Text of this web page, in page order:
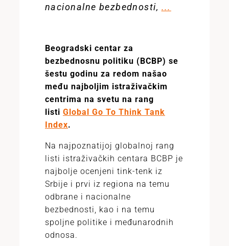
nacionalne bezbednosti, ...
Beogradski centar za
bezbednosnu politiku (BCBP) se
šestu godinu za redom našao
među najboljim istraživačkim
centrima na svetu na rang
listi Global Go To Think Tank
Index.
Na najpoznatijoj globalnoj rang
listi istraživačkih centara BCBP je
najbolje ocenjeni tink-tenk iz
Srbije i prvi iz regiona na temu
odbrane i nacionalne
bezbednosti, kao i na temu
spoljne politike i međunarodnih
odnosa.